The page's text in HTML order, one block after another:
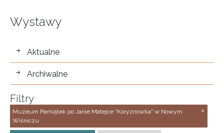
Wystawy
wystawy
Aktualne
Archiwalne
Filtry
Muzeum Pamiątek po Janie Matejce "Koryznówka" w Nowym
Wiśniczu